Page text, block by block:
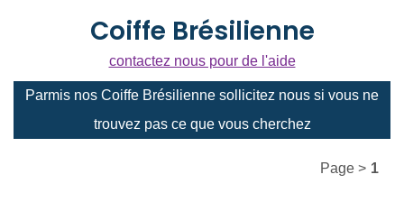
Coiffe Brésilienne
contactez nous pour de l'aide
Parmis nos Coiffe Brésilienne sollicitez nous si vous ne
trouvez pas ce que vous cherchez
Page > 1